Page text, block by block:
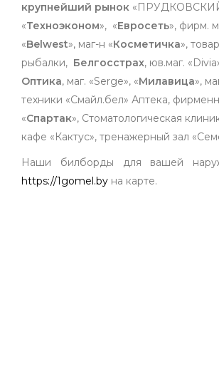
крупнейший рынок
«Техноэконом», «Евросеть», фирм.
«Belwest», маг-н «Косметичка»,
рыбалки, Белгосстрах, юв.маг.
Оптика, маг. «Serge», «Милавица»,
техники «Смайл.бел» Аптека,
«Спартак», Стоматологическая
кафе «Кактус», тренажерный зал
Наши билборды для вашей
https://1gomel.by на карте.